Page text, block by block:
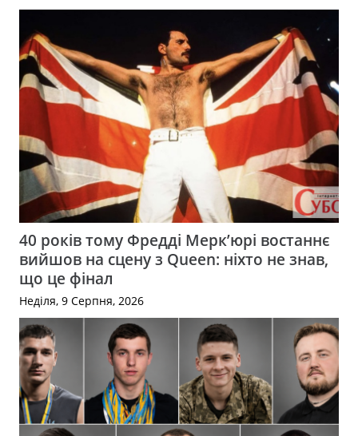
40 років тому Фредді Мерк’юрі востаннє
вийшов на сцену з Queen: ніхто не знав,
що це фінал
Неділя, 9 Серпня, 2026